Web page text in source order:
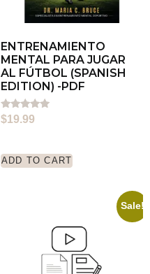
ENTRENAMIENTO
MENTAL PARA JUGAR
AL FÚTBOL (SPANISH
EDITION) -PDF
Rated
5.00
$19.99
ADD TO CART
Sale!